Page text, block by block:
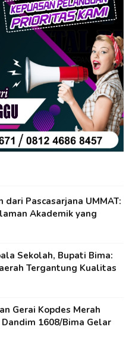
dari Pascasarjana UMMAT:
Akademik yang
Sekolah, Bupati Bima:
Tergantung Kualitas
Gerai Kopdes Merah
1608/Bima Gelar